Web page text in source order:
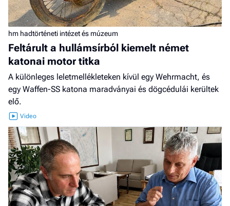
hm hadtörténeti intézet és múzeum
Feltárult a hullámsírból kiemelt német
katonai motor titka
A különleges leletmellékleteken kívül egy Wehrmacht, és
egy Waffen-SS katona maradványai és dögcédulái kerültek
elő.